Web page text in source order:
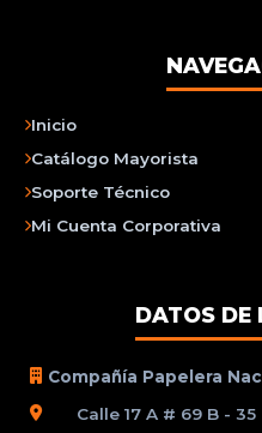
Inicio
Catálogo Mayorista
Soporte Técnico
Mi Cuenta Corporativa
DATOS DE
Compañía Papelera
Calle 17 A # 69 B - 35